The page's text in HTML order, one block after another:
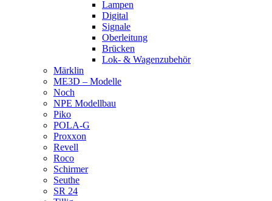
Lampen
Digital
Signale
Oberleitung
Brücken
Lok- & Wagenzubehör
Märklin
ME3D – Modelle
Noch
NPE Modellbau
Piko
POLA-G
Proxxon
Revell
Roco
Schirmer
Seuthe
SR 24